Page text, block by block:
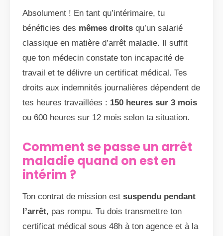
Absolument ! En tant qu’intérimaire, tu
bénéficies des mêmes droits qu’un salarié
classique en matière d’arrêt maladie. Il suffit
que ton médecin constate ton incapacité de
travail et te délivre un certificat médical. Tes
droits aux indemnités journalières dépendent de
tes heures travaillées : 150 heures sur 3 mois
ou 600 heures sur 12 mois selon ta situation.
Comment se passe un arrêt
maladie quand on est en
intérim ?
Ton contrat de mission est suspendu pendant
l’arrêt, pas rompu. Tu dois transmettre ton
certificat médical sous 48h à ton agence et à la